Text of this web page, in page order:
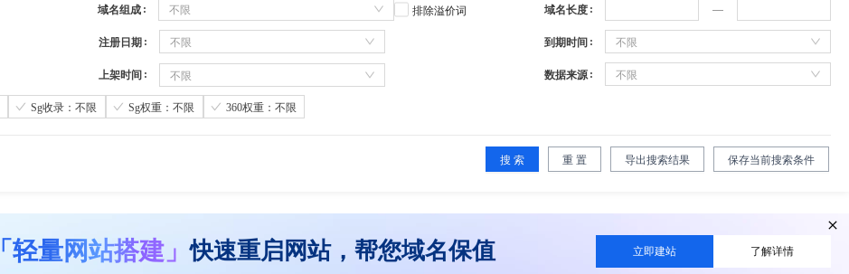
域名组成 不限 排除溢价词 域名长度
注册日期 不限 到期时间 不限
上架时间 不限 数据来源 不限
Sg收录：不限 Sg权重：不限 360权重：不限
搜 索 重 置 导出搜索结果 保存当前搜索条件
「轻量网站搭建」快速重启网站，帮您域名保值 立即建站 了解详情